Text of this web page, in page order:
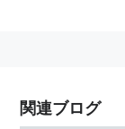
関連ブログ